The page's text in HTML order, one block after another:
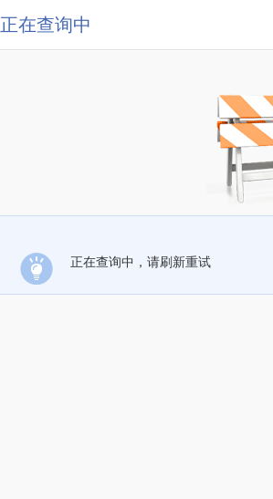
正在查询中
正在查询中，请刷新重试